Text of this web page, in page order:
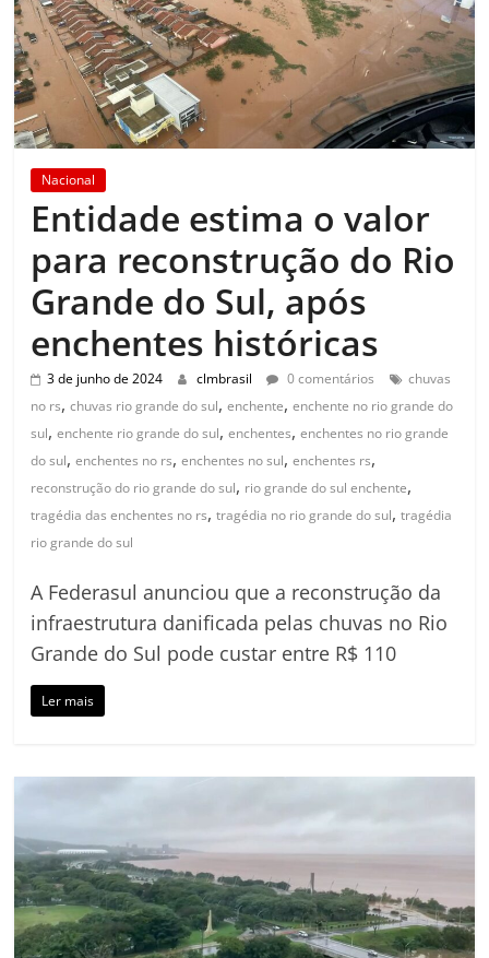
Nacional
Entidade estima o valor
para reconstrução do Rio
Grande do Sul, após
enchentes históricas
3 de junho de 2024 clmbrasil 0 comentários
chuvas
no rs,chuvas rio grande do sul,enchente,enchente no rio grande do
sul,enchente rio grande do sul,enchentes,enchentes no rio grande
do sul,enchentes no rs,enchentes no sul,enchentes rs,
reconstrução do rio grande do sul, rio grande do sul enchente,
tragédia das enchentes no rs,tragédia no rio grande do sul,tragédia
rio grande do sul
A Federasul anunciou que a reconstrução da
infraestrutura danificada pelas chuvas no Rio
Grande do Sul pode custar entre R$ 110
Ler mais